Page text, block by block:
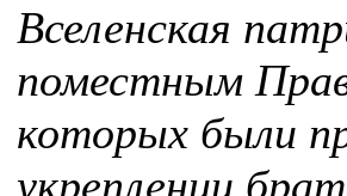
Вселенская
поместным
которых были
укреплении